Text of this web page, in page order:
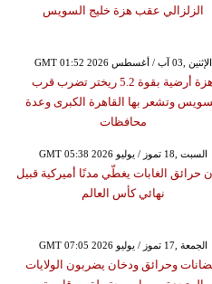
الزلزالي عقب هزة خليج السويس
GMT 01:52 2026 الإثنين ,03 آب / أغسطس
هزة أرضية بقوة 5.2 ريختر تضرب قرب
وتشعر بها القاهرة الكبرى وعدة
محافظات
GMT 05:38 2026 السبت ,18 تموز / يوليو
حرائق الغابات يغطّي مدنًا أميركية قبيل
نهائي كأس العالم
GMT 07:05 2026 الجمعة ,17 تموز / يوليو
وحرائق ودخان يضربون الولايات